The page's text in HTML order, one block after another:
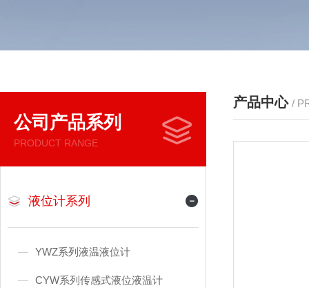
公司产品系列
PRODUCT RANGE
液位计系列
YWZ系列液温液位计
CYW系列传感式液位液温计
产品中心 /